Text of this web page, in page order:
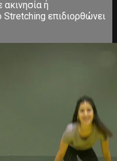
ή
Stretching επιδιορθώνει